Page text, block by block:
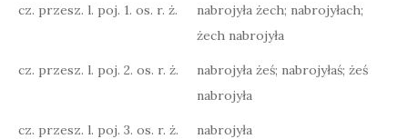
cz. przesz. l. poj. 1. os. r. ż.
nabrojyła żech; nabrojyłach;
żech nabrojyła
cz. przesz. l. poj. 2. os. r. ż.
nabrojyła żeś; nabrojyłaś; żeś
nabrojyła
cz. przesz. l. poj. 3. os. r. ż. nabrojyła